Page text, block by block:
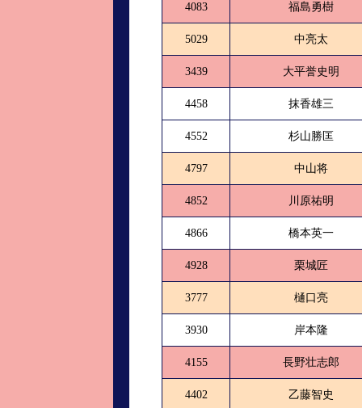
4083 福島勇樹
5029 中亮太
3439 大平誉史明
4458 抹香雄三
4552 杉山勝匡
4797 中山将
4852 川原祐明
4866 橋本英一
4928 栗城匠
3777 樋口亮
3930 岸本隆
4155 長野壮志郎
4402 乙藤智史